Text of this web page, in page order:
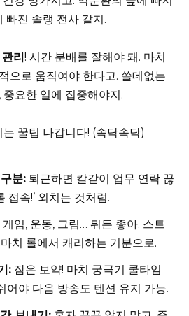
빠진 솔랭 전사 같지.
리 ! 시간 분배를 잘해야 돼. 마치
으로 움직여야 한다고. 쓸데없는
요한 일에 집중해야지.
꿀팁 나갑니다! (속닥속닥)
분: 퇴근하면 칼같이 업무 연락 끊
접속!’ 외치는 것처럼.
게임, 운동, 그림… 뭐든 좋아. 스트
치 롤에서 캐리하는 기분으로.
: 잠은 보약! 마치 궁극기 쿨타임
어야 다음 방송도 텐션 유지 가능.